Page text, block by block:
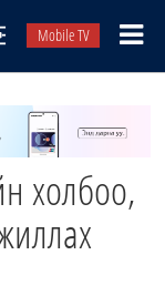
Mobile TV
холбоо,